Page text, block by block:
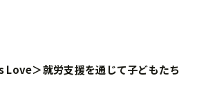
Love＞就労支援を通じて子どもたち